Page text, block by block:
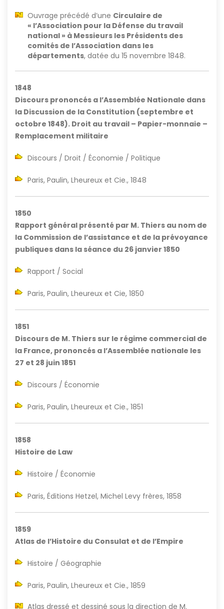
Ouvrage précédé d’une Circulaire de
« l’Association pour la Défense du travail
national » à Messieurs les Présidents des
comités de l’Association dans les
départements, datée du 15 novembre 1848.
1848
Discours prononcés a l’Assemblée Nationale dans
la Discussion de la Constitution (septembre et
octobre 1848). Droit au travail – Papier-monnaie –
Remplacement militaire
Discours / Droit / Économie / Politique
Paris, Paulin, Lheureux et Cie., 1848
1850
Rapport général présenté par M. Thiers au nom de
la Commission de l’assistance et de la prévoyance
publiques dans la séance du 26 janvier 1850
Rapport / Social
Paris, Paulin, Lheureux et Cie, 1850
1851
Discours de M. Thiers sur le régime commercial de
la France, prononcés a l’Assemblée nationale les
27 et 28 juin 1851
Discours / Économie
Paris, Paulin, Lheureux et Cie., 1851
1858
Histoire de Law
Histoire / Économie
Paris, Éditions Hetzel, Michel Levy frères, 1858
1859
Atlas de l’Histoire du Consulat et de l’Empire
Histoire / Géographie
Paris, Paulin, Lheureux et Cie., 1859
Atlas dressé et dessiné sous la direction de M.